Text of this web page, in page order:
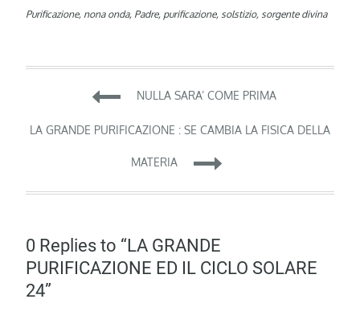
Purificazione, nona onda, Padre, purificazione, solstizio, sorgente divina
Navigazione
articoli
NULLA SARA’ COME PRIMA
LA GRANDE PURIFICAZIONE : SE CAMBIA LA FISICA DELLA
MATERIA
0 Replies to “LA GRANDE
PURIFICAZIONE ED IL CICLO SOLARE
24”